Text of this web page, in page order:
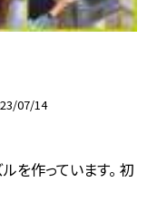
07/14
を作っています。 初